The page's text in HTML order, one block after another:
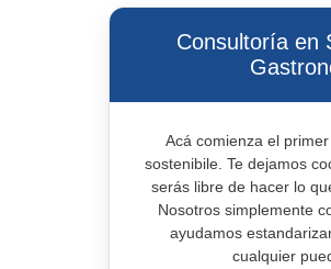
Consultoría en
Acá comienza el
sostenibile. Te dejamos
serás libre de hacer lo
Nosotros simplemente
ayudamos
cualquier